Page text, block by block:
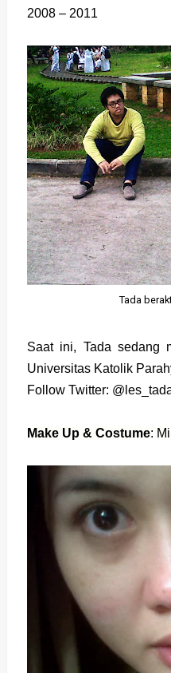
2008 – 2011
Tada
Saat ini, Tada sedang
Universitas Katolik
Follow Twitter:
Make Up & Costume: